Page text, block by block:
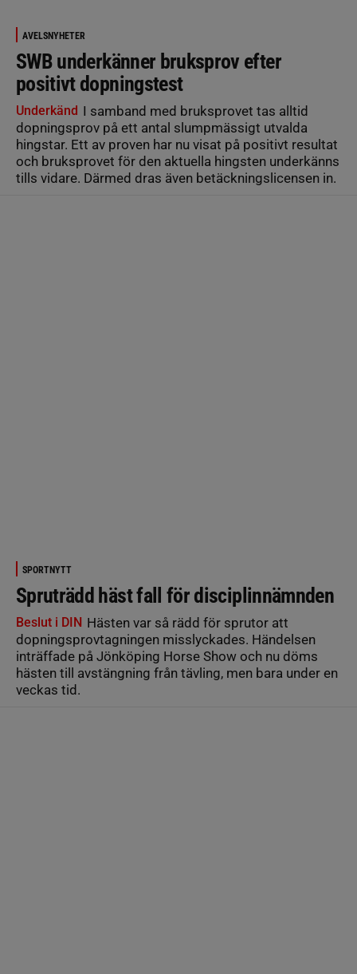
AVELSNYHETER
SWB underkänner bruksprov efter
positivt dopningstest
Underkänd I samband med bruksprovet tas alltid
dopningsprov på ett antal slumpmässigt utvalda
hingstar. Ett av proven har nu visat på positivt resultat
och bruksprovet för den aktuella hingsten underkänns
tills vidare. Därmed dras även betäckningslicensen in.
SPORTNYTT
Spruträdd häst fall för disciplinnämnden
Beslut i DIN Hästen var så rädd för sprutor att
dopningsprovtagningen misslyckades. Händelsen
inträffade på Jönköping Horse Show och nu döms
hästen till avstängning från tävling, men bara under en
veckas tid.